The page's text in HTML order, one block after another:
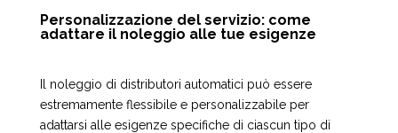
Personalizzazione del servizio: come
adattare il noleggio alle tue esigenze
Il noleggio di distributori automatici può essere
estremamente flessibile e personalizzabile per
adattarsi alle esigenze specifiche di ciascun tipo di